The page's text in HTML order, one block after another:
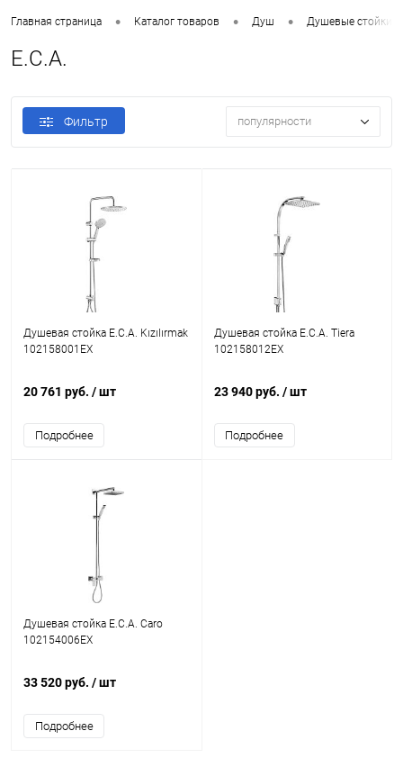
Главная страница • Каталог товаров • Душ • Душевые стойки
E.C.A.
Фильтр популярности
Душевая стойка E.C.A. Kızılırmak
102158001EX
20 761 руб. / шт
Подробнее
Душевая стойка E.C.A. Tiera
102158012EX
23 940 руб. / шт
Подробнее
Душевая стойка E.C.A. Caro
102154006EX
33 520 руб. / шт
Подробнее